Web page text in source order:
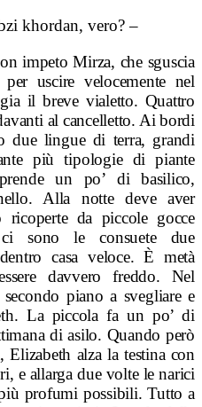
khordan, vero? –
impeto Mirza, che sguscia
uscire velocemente nel
il breve vialetto. Quattro
al cancelletto. Ai bordi
due lingue di terra, grandi
più tipologie di piante
un po’ di basilico,
Alla notte deve aver
da piccole gocce
sono le consuete due
casa veloce.È metà
davvero freddo. Nel
piano a svegliare e
La piccola fa un po’ di
di asilo. Quando però
alza la testina con
e allarga due volte le narici
profumi possibili. Tutto a